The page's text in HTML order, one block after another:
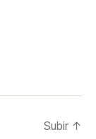
Subir ↑